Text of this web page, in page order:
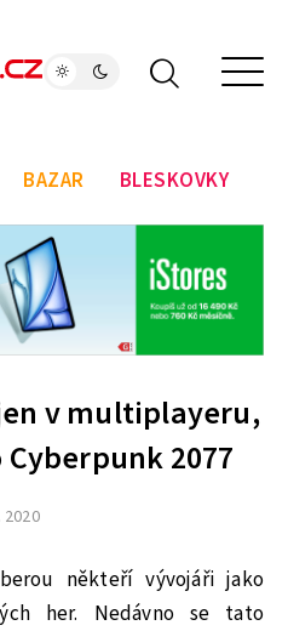
BAZAR BLESKOVKY
v multiplayeru,
2077
2020
někteří vývojáři jako
her. Nedávno se tato